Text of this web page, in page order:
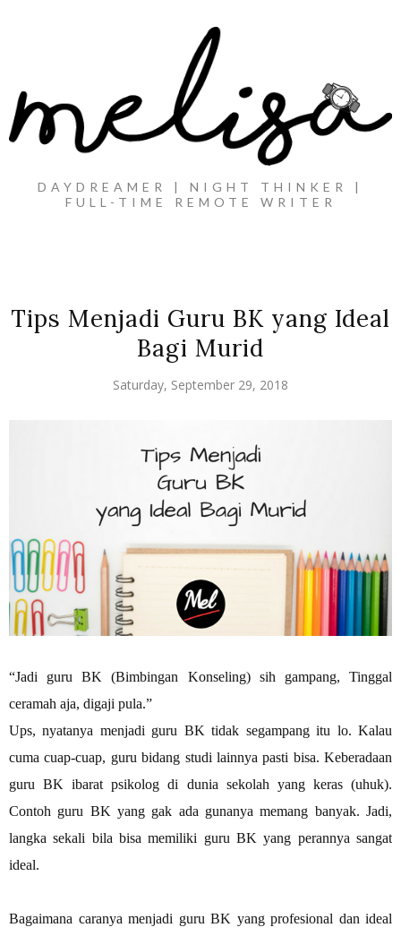
DAYDREAMER | NIGHT THINKER |
FULL-TIME REMOTE WRITER
Tips Menjadi Guru BK yang Ideal
Bagi Murid
Saturday, September 29, 2018
“Jadi guru BK (Bimbingan Konseling) sih gampang, Tinggal
ceramah aja, digaji pula.”
Ups, nyatanya menjadi guru BK tidak segampang itu lo. Kalau
cuma cuap-cuap, guru bidang studi lainnya pasti bisa. Keberadaan
guru BK ibarat psikolog di dunia sekolah yang keras (uhuk).
Contoh guru BK yang gak ada gunanya memang banyak. Jadi,
langka sekali bila bisa memiliki guru BK yang perannya sangat
ideal.
Bagaimana caranya menjadi guru BK yang profesional dan ideal